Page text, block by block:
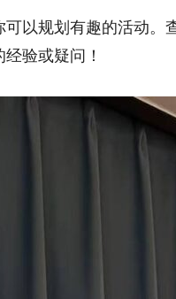
可以规划有趣的活动。
验或疑问！